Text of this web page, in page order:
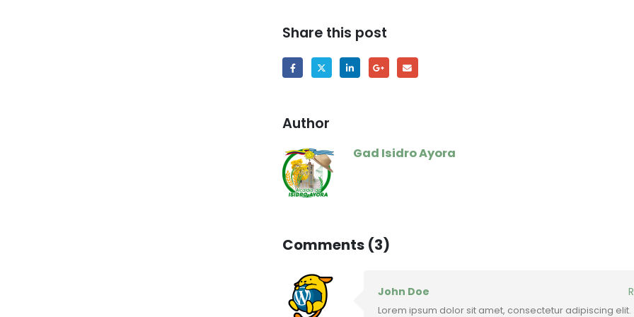
Share this post
Author
Gad Isidro Ayora
Comments (3)
John Doe
Lorem ipsum dolor sit amet, consectetur adipiscing elit.